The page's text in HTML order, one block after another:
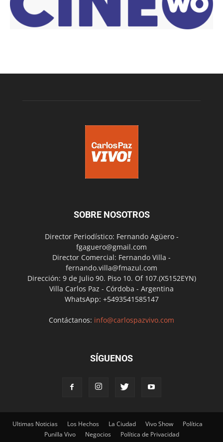
SOBRE NOSOTROS
Director Periodístico: Fernando Agüero -
fgaguero@gmail.com
Director Comercial: Fernando Villa -
fernando.villa@fmazul.com
Dirección: 9 de Julio 90. Piso 10. Of 107.(X5152EYN)
Villa Carlos Paz - Córdoba - Argentina
WhatsApp: +5493541585147
Contáctanos: info@carlospazvivo.com
SÍGUENOS
Ultimas Noticias Los Hechos La Ciudad Vivo Show
Política
Punilla Vivo
Negocios Política de Privacidad